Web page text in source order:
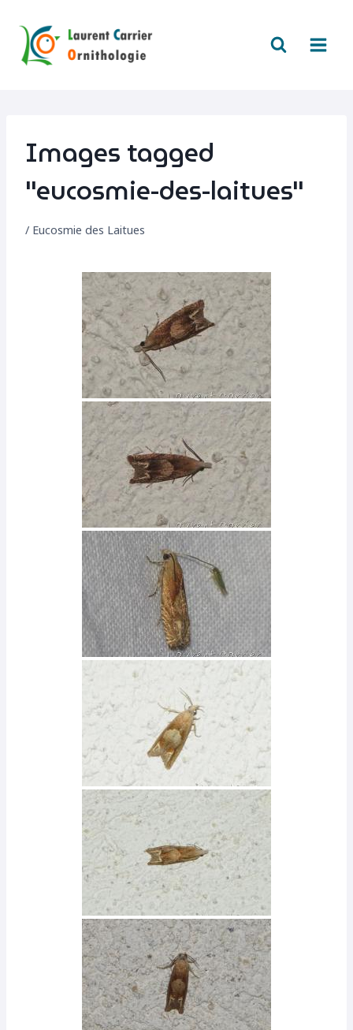
contenu
Images tagged
"eucosmie-des-laitues"
/ Eucosmie des Laitues